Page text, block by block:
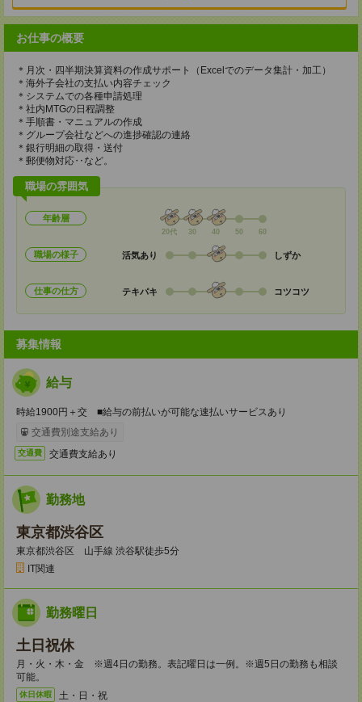
お仕事の概要
＊月次・四半期決算資料の作成サポート（Excelでのデータ集計・加工）
＊海外子会社の支払い内容チェック
＊システムでの各種申請処理
＊社内MTGの日程調整
＊手順書・マニュアルの作成
＊グループ会社などへの進捗確認の連絡
＊銀行明細の取得・送付
＊郵便物対応‥など。
職場の雰囲気
年齢層
20代 30 40 50 60
職場の様子 活気あり しずか
仕事の仕方 テキパキ コツコツ
募集情報
給与
時給1900円＋交 ■給与の前払いが可能な速払いサービスあり
交通費別途支給あり
交通費 交通費支給あり
勤務地
東京都渋谷区
東京都渋谷区 山手線 渋谷駅徒歩5分
IT関連
勤務曜日
土日祝休
月・火・木・金 ※週4日の勤務。表記曜日は一例。※週5日の勤務も相談
可能。
休日休暇 土・日・祝